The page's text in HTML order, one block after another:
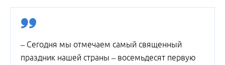
– Сегодня мы отмечаем самый священный
праздник нашей страны – восемьдесят первую